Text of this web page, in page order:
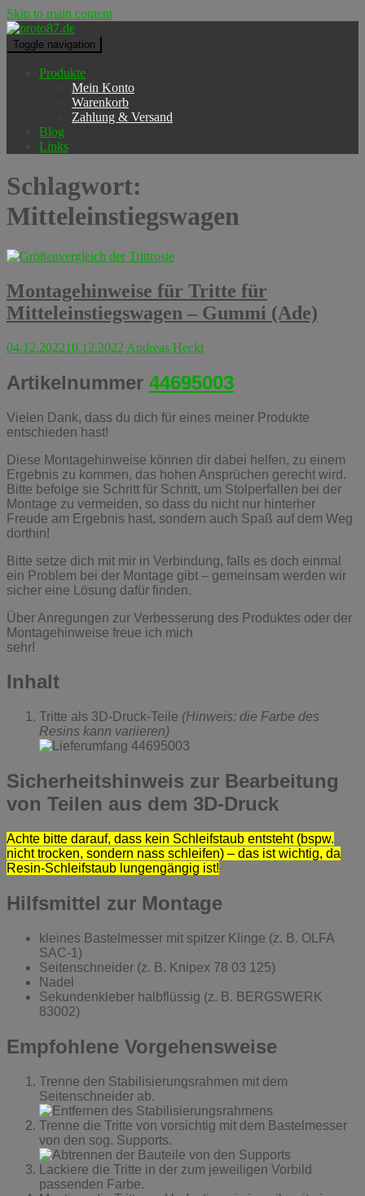
Skip to main content
Toggle navigation
Produkte
Mein Konto
Warenkorb
Zahlung & Versand
Blog
Links
Schlagwort:
Mitteleinstiegswagen
Montagehinweise für Tritte für
Mitteleinstiegswagen – Gummi (Ade)
04.12.202210.12.2022 Andreas Heckt
Artikelnummer 44695003
Vielen Dank, dass du dich für eines meiner Produkte
entschieden hast!
Diese Montagehinweise können dir dabei helfen, zu einem
Ergebnis zu kommen, das hohen Ansprüchen gerecht wird.
Bitte befolge sie Schritt für Schritt, um Stolperfallen bei der
Montage zu vermeiden, so dass du nicht nur hinterher
Freude am Ergebnis hast, sondern auch Spaß auf dem Weg
dorthin!
Bitte setze dich mit mir in Verbindung, falls es doch einmal
ein Problem bei der Montage gibt – gemeinsam werden wir
sicher eine Lösung dafür finden.
Über Anregungen zur Verbesserung des Produktes oder der
Montagehinweise freue ich mich
sehr!
Inhalt
Tritte als 3D-Druck-Teile (Hinweis: die Farbe des
Resins kann variieren)
Sicherheitshinweis zur Bearbeitung
von Teilen aus dem 3D-Druck
Achte bitte darauf, dass kein Schleifstaub entsteht (bspw.
nicht trocken, sondern nass schleifen) – das ist wichtig, da
Resin-Schleifstaub lungengängig ist!
Hilfsmittel zur Montage
kleines Bastelmesser mit spitzer Klinge (z. B. OLFA
SAC-1)
Seitenschneider (z. B. Knipex 78 03 125)
Nadel
Sekundenkleber halbflüssig (z. B. BERGSWERK
83002)
Empfohlene Vorgehensweise
Trenne den Stabilisierungsrahmen mit dem
Seitenschneider ab.
Trenne die Tritte von vorsichtig mit dem Bastelmesser
von den sog. Supports.
Lackiere die Tritte in der zum jeweiligen Vorbild
passenden Farbe.